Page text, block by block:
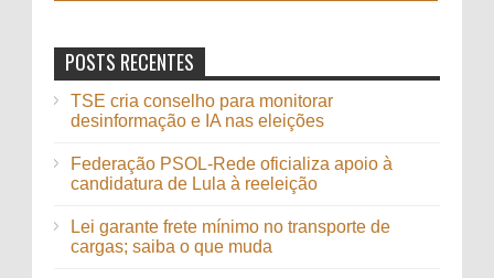
POSTS RECENTES
TSE cria conselho para monitorar
desinformação e IA nas eleições
Federação PSOL-Rede oficializa apoio à
candidatura de Lula à reeleição
Lei garante frete mínimo no transporte de
cargas; saiba o que muda